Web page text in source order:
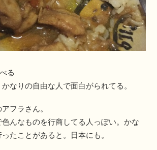
る
なりの自由な人で面白がられてる。
フラさん。
んなものを行商してる人っぽい。かな
たことがあると。日本にも。